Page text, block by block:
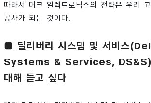
따라서 머크 일렉트로닉스의 전략은 우리
공사가 되는 것이다.
■ 딜리버리 시스템 및 서비스
Systems & Services, DS&S)
대해 듣고 싶다